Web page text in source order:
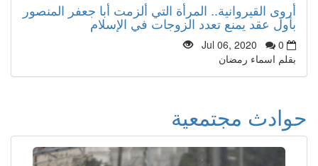
أروى القيروانية.. المرأة التي ألزمت أبا جعفر المنصور
بأول عقد يمنع تعدد الزوجات في الإسلام
Jul 06, 2020
0
بقلم اسماء رمضان
حوادث مجتمعية